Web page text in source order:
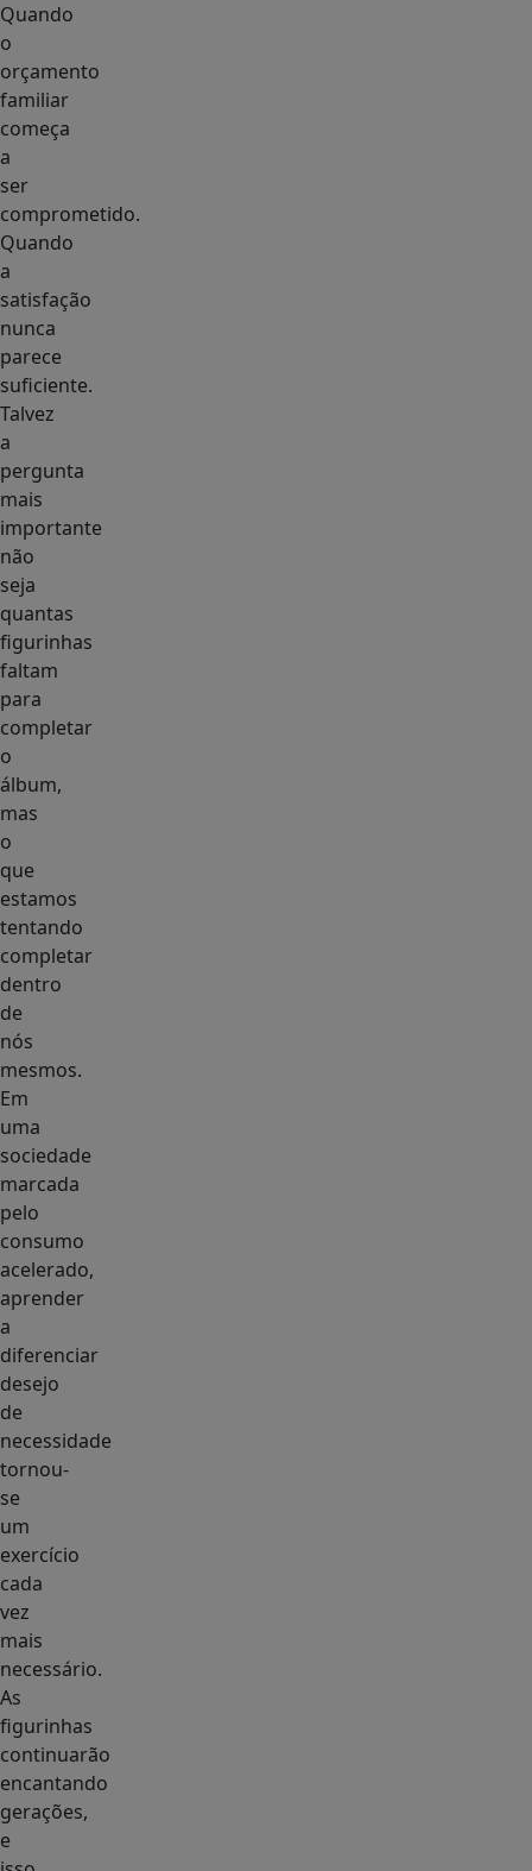
Quando
o
orçamento
familiar
começa
a
ser
comprometido.
Quando
a
satisfação
nunca
parece
suficiente.
Talvez
a
pergunta
mais
importante
não
seja
quantas
figurinhas
faltam
para
completar
o
álbum,
mas
o
que
estamos
tentando
completar
dentro
de
nós
mesmos.
Em
uma
sociedade
marcada
pelo
consumo
acelerado,
aprender
a
diferenciar
desejo
de
necessidade
tornou-
se
um
exercício
cada
vez
mais
necessário.
As
figurinhas
continuarão
encantando
gerações,
e